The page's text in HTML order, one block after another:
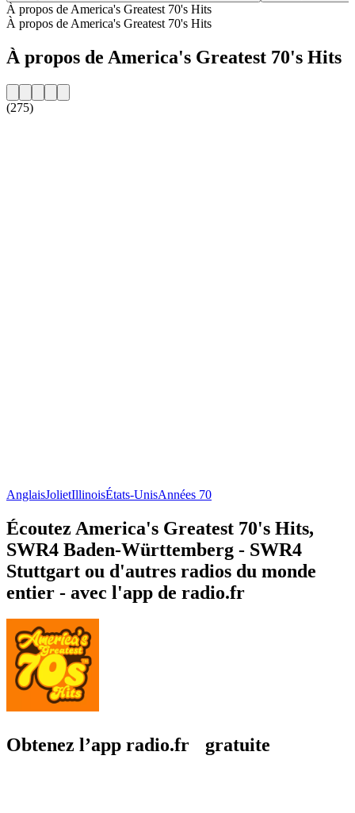
À propos de America's Greatest 70's Hits
À propos de America's Greatest 70's Hits
À propos de America's Greatest 70's Hits
(275)
AnglaisJolietIllinoisÉtats-UnisAnnées 70
Écoutez America's Greatest 70's Hits,
SWR4 Baden-Württemberg - SWR4
Stuttgart ou d'autres radios du monde
entier - avec l'app de radio.fr
Obtenez l’app radio.fr gratuite